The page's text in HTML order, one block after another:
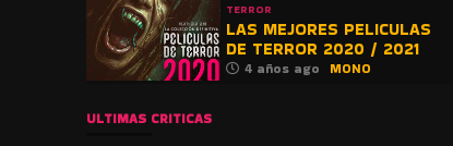
TERROR
LAS MEJORES PELICULAS
DE TERROR 2020 / 2021
4 años ago MONO
ULTIMAS CRITICAS